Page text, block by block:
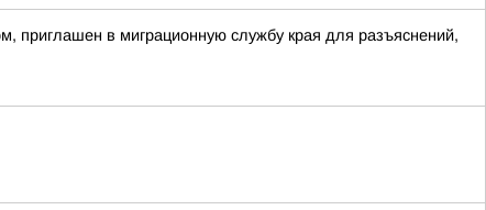
приглашен в миграционную службу края для разъяснений,